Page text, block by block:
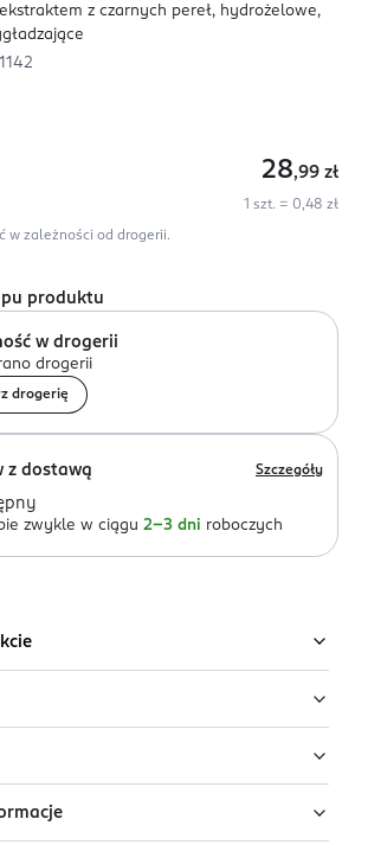
z czarnych pereł, hydrożelowe,
28,99 zł
1 szt. = 0,48 zł
w zależności od drogerii.
produktu
w drogerii
drogerii
drogerię
z dostawą Szczegóły
zwykle w ciągu 2-3 dni roboczych
płatki pod oczy rozświetlająco -
ekstraktem z czarnych pereł - 60 sztuk
Glycerin, Sodium Carrageenan,
Trehalose, Xanthan Gum, Hydrolyzed